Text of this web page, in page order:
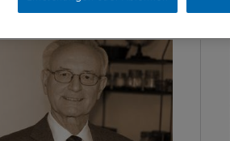
trauert um Klaus Hänsch